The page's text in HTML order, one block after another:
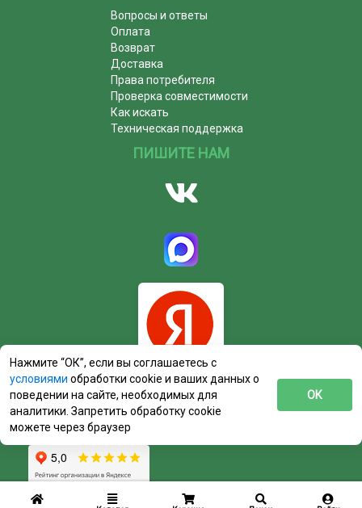
Вопросы и ответы
Оплата
Возврат
Доставка
Права потребителя
Проверка совместимости
Как искать
Техническая поддержка
ПИШИТЕ НАМ
Нажмите “ОК”, если вы соглашаетесь с
условиями обработки cookie и ваших данных о
поведении на сайте, необходимых для
аналитики. Запретить обработку cookie
можете через браузер
ОК